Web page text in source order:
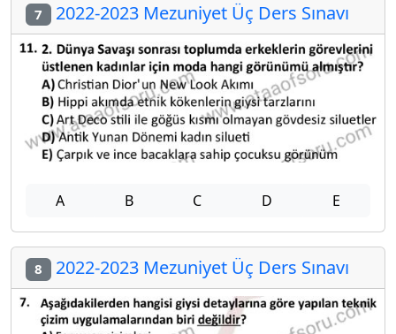
7 2022-2023 Mezuniyet Üç Ders Sınavı
A B C D E
8 2022-2023 Mezuniyet Üç Ders Sınavı